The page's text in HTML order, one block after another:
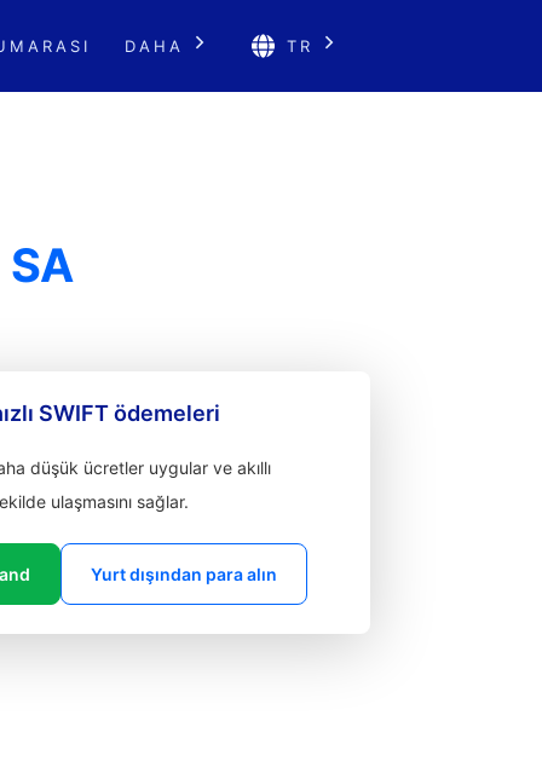
DAHA TR
SWIFT ödemeleri
düşük ücretler uygular ve akıllı
ulaşmasını sağlar.
Yurt dışından para alın